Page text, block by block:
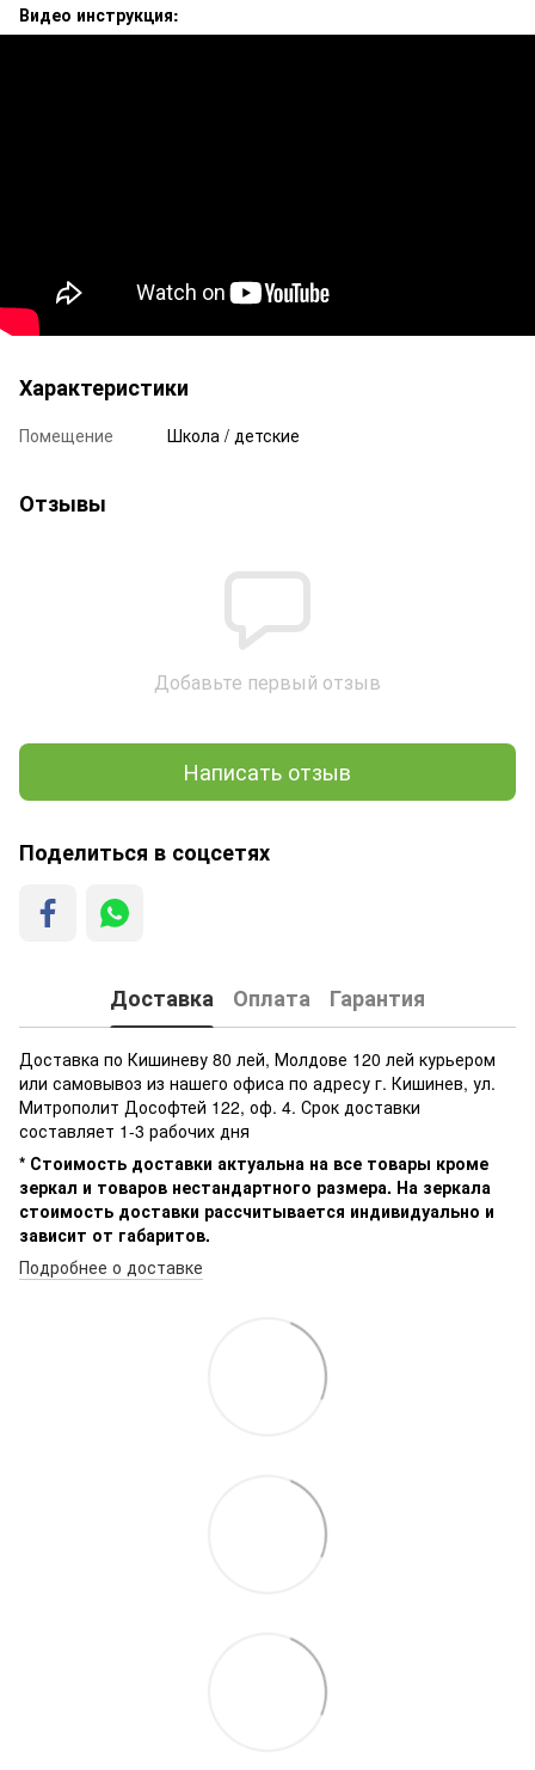
Видео инструкция:
Характеристики
Помещение Школа / детские
Отзывы
Добавьте первый отзыв
Написать отзыв
Поделиться в соцсетях
Доставка Оплата Гарантия
Доставка по Кишиневу 80 лей, Молдове 120 лей курьером
или самовывоз из нашего офиса по адресу г. Кишинев, ул.
Митрополит Дософтей 122, оф. 4. Срок доставки
составляет 1-3 рабочих дня
* Стоимость доставки актуальна на все товары кроме
зеркал и товаров нестандартного размера. На зеркала
стоимость доставки рассчитывается индивидуально и
зависит от габаритов.
Подробнее о доставке